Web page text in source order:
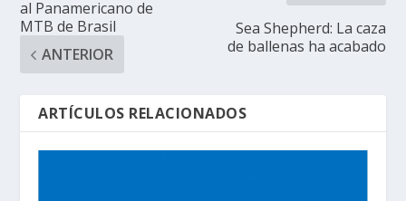
al Panamericano de
MTB de Brasil
ANTERIOR
Sea Shepherd: La caza
de ballenas ha acabado
ARTÍCULOS RELACIONADOS